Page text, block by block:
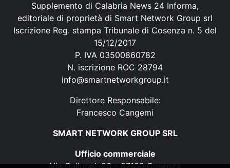
Supplemento di Calabria News 24 Informa,
editoriale di proprietà di Smart Network Group srl
Iscrizione Reg. stampa Tribunale di Cosenza n. 5 del
15/12/2017
P. IVA 03500860782
N. iscrizione ROC 28794
info@smartnetworkgroup.it
Direttore Responsabile:
Francesco Cangemi
SMART NETWORK GROUP SRL
Ufficio commerciale